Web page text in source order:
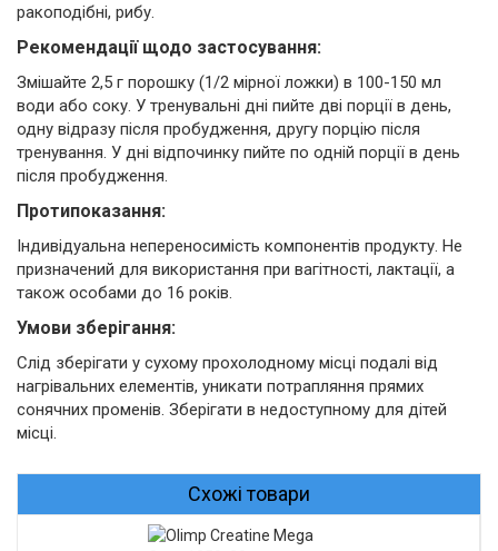
ракоподібні, рибу.
Рекомендації щодо застосування:
Змішайте 2,5 г порошку (1/2 мірної ложки) в 100-150 мл
води або соку. У тренувальні дні пийте дві порції в день,
одну відразу після пробудження, другу порцію після
тренування. У дні відпочинку пийте по одній порції в день
після пробудження.
Протипоказання:
Індивідуальна непереносимість компонентів продукту. Не
призначений для використання при вагітності, лактації, а
також особами до 16 років.
Умови зберігання:
Слід зберігати у сухому прохолодному місці подалі від
нагрівальних елементів, уникати потрапляння прямих
сонячних променів. Зберігати в недоступному для дітей
місці.
Схожі товари